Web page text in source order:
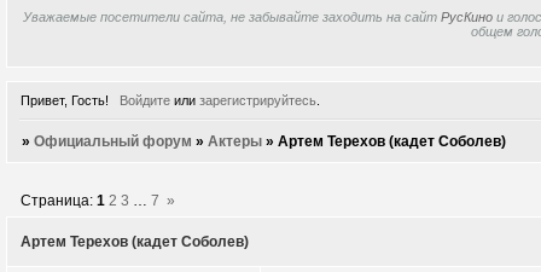
Уважаемые посетители сайта, не забывайте заходить на сайт РусКино и
общем
Привет, Гость! Войдитеили зарегистрируйтесь.
»Официальный форум »Актеры »Артем Терехов (кадет Соболев)
Артем Терехов (кадет Соболев)
Страница:1 2 3 … 7 »